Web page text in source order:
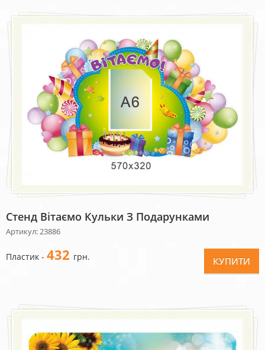
Стенд Вітаємо Кульки З Подарунками
Артикул: 23886
Пластик - 432 грн. КУПИТИ